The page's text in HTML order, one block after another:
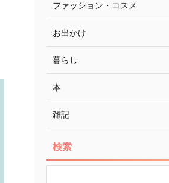
ファッション・コスメ
お出かけ
暮らし
本
雑記
検索